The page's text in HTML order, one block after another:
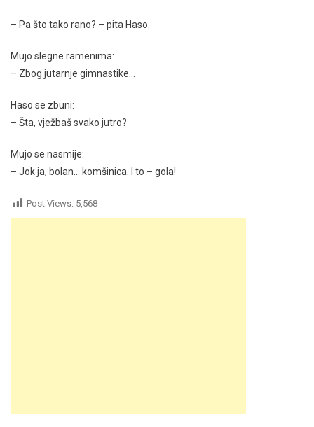
– Pa što tako rano? – pita Haso.
Mujo slegne ramenima:
– Zbog jutarnje gimnastike…
Haso se zbuni:
– Šta, vježbaš svako jutro?
Mujo se nasmije:
– Jok ja, bolan… komšinica. I to – gola!
Post Views: 5,568